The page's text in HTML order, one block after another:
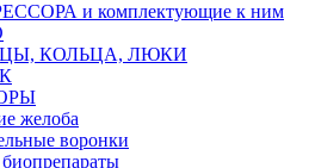
и комплектующие к ним
КОЛЬЦА, ЛЮКИ
желоба
воронки